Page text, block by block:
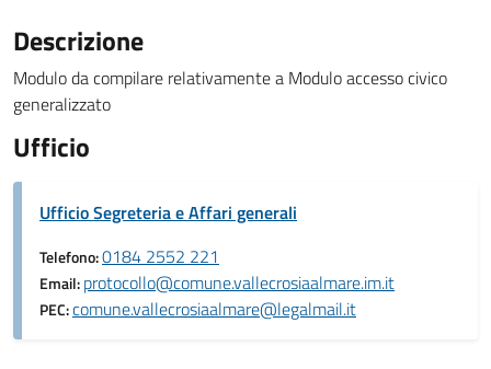
Descrizione
Modulo da compilare relativamente a Modulo accesso civico
generalizzato
Ufficio
Ufficio Segreteria e Affari generali
Telefono:0184 2552 221
Email:protocollo@comune.vallecrosiaalmare.im.it
PEC:comune.vallecrosiaalmare@legalmail.it